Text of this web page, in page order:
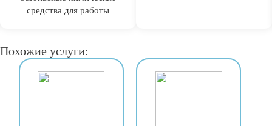
средства для работы
Похожие услуги: